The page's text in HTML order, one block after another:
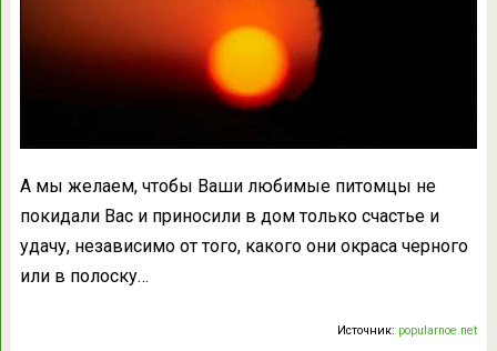
А мы желаем, чтобы Ваши любимые питомцы не
покидали Вас и приносили в дом только счастье и
удачу, независимо от того, какого они окраса черного
или в полоску…
Источник: popularnoe.net